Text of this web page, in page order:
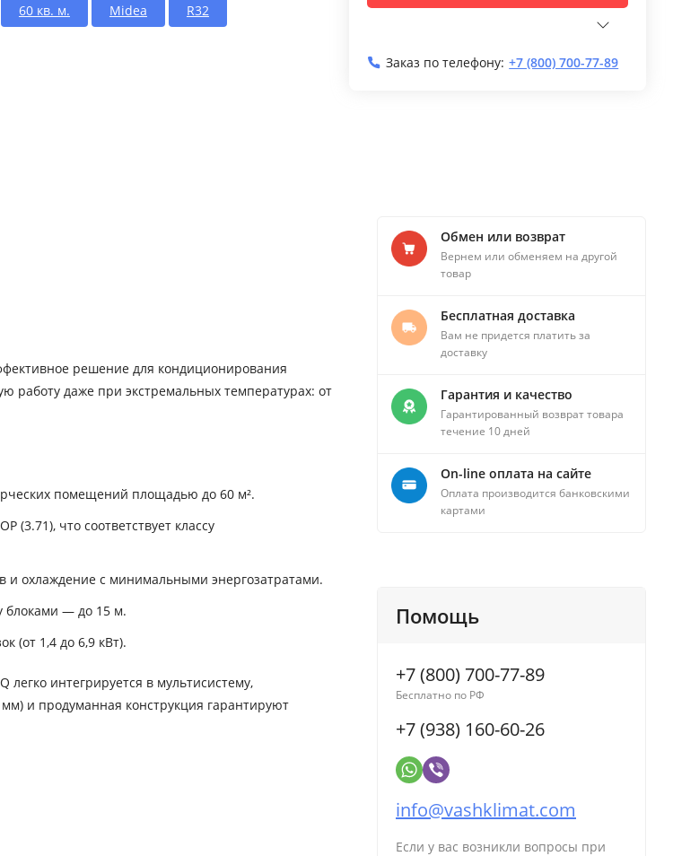
60 кв. м. Midea R32
Заказ по телефону: +7 (800) 700-77-89
решение для кондиционирования
работу даже при экстремальных температурах: от
помещений площадью до 60 м².
(3.71), что соответствует классу
и охлаждение с минимальными энергозатратами.
блоками — до 15 м.
(от 1,4 до 6,9 кВт).
интегрируется в мультисистему,
и продуманная конструкция гарантируют
Обмен или возврат
Вернем или обменяем на другой
товар
Бесплатная доставка
Вам не придется платить за
доставку
Гарантия и качество
Гарантированный возврат товара
течение 10 дней
On-line оплата на сайте
Оплата производится банковскими
картами
Помощь
+7 (800) 700-77-89
Бесплатно по РФ
+7 (938) 160-60-26
info@vashklimat.com
Если у вас возникли вопросы при